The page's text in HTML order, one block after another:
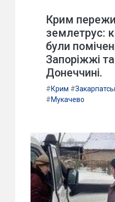
Крим
землетрус:
були
Запоріжжі
Донеччині.
#Крим #
#Мукачево